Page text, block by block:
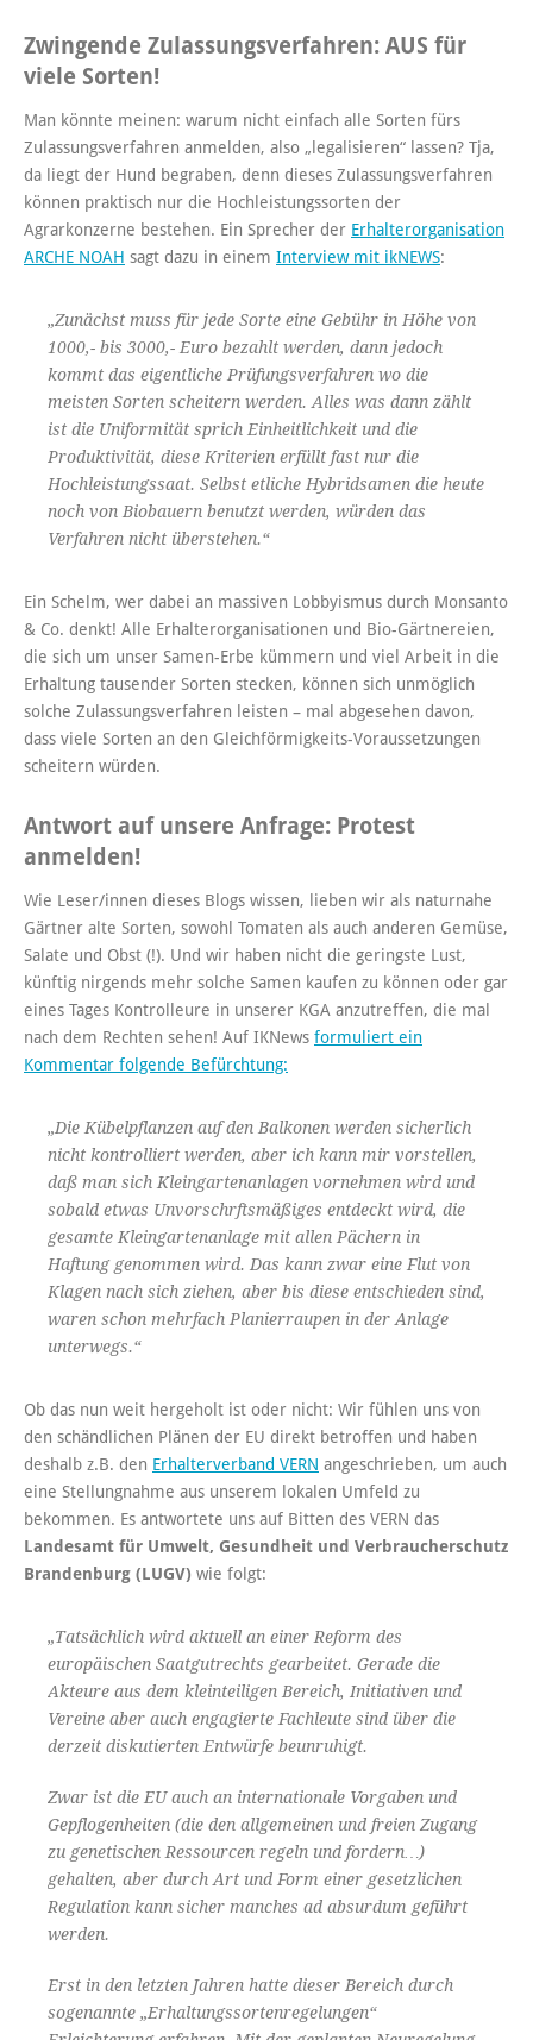
Zwingende Zulassungsverfahren: AUS für
viele Sorten!
Man könnte meinen: warum nicht einfach alle Sorten fürs
Zulassungsverfahren anmelden, also „legalisieren“ lassen? Tja,
da liegt der Hund begraben, denn dieses Zulassungsverfahren
können praktisch nur die Hochleistungssorten der
Agrarkonzerne bestehen. Ein Sprecher der Erhalterorganisation
ARCHE NOAH sagt dazu in einem Interview mit ikNEWS:
„Zunächst muss für jede Sorte eine Gebühr in Höhe von
1000,- bis 3000,- Euro bezahlt werden, dann jedoch
kommt das eigentliche Prüfungsverfahren wo die
meisten Sorten scheitern werden. Alles was dann zählt
ist die Uni­for­mi­tät sprich Einheitlichkeit und die
Produktivität, diese Kriterien erfüllt fast nur die
Hochleistungssaat. Selbst etliche Hybridsamen die heute
noch von Biobauern benutzt werden, würden das
Verfahren nicht überstehen.“
Ein Schelm, wer dabei an massiven Lobbyismus durch Monsanto
& Co. denkt! Alle Erhalterorganisationen und Bio-Gärtnereien,
die sich um unser Samen-Erbe kümmern und viel Arbeit in die
Erhaltung tausender Sorten stecken, können sich unmöglich
solche Zulassungsverfahren leisten – mal abgesehen davon,
dass viele Sorten an den Gleichförmigkeits-Voraussetzungen
scheitern würden.
Antwort auf unsere Anfrage: Protest
anmelden!
Wie Leser/innen dieses Blogs wissen, lieben wir als naturnahe
Gärtner alte Sorten, sowohl Tomaten als auch anderen Gemüse,
Salate und Obst (!). Und wir haben nicht die geringste Lust,
künftig nirgends mehr solche Samen kaufen zu können oder gar
eines Tages Kontrolleure in unserer KGA anzutreffen, die mal
nach dem Rechten sehen! Auf IKNews formuliert ein
Kommentar folgende Befürchtung:
„Die Kübelpflanzen auf den Balkonen werden sicherlich
nicht kontrolliert werden, aber ich kann mir vorstellen,
daß man sich Kleingartenanlagen vornehmen wird und
sobald etwas Unvorschrftsmäßiges entdeckt wird, die
gesamte Kleingartenanlage mit allen Pächern in
Haftung genommen wird. Das kann zwar eine Flut von
Klagen nach sich ziehen, aber bis diese entschieden sind,
waren schon mehrfach Planierraupen in der Anlage
unterwegs.“
Ob das nun weit hergeholt ist oder nicht: Wir fühlen uns von
den schändlichen Plänen der EU direkt betroffen und haben
deshalb z.B. den Erhalterverband VERN angeschrieben, um auch
eine Stellungnahme aus unserem lokalen Umfeld zu
bekommen. Es antwortete uns auf Bitten des VERN das
Landesamt für Umwelt, Gesundheit und Verbraucherschutz
Brandenburg (LUGV) wie folgt:
„Tatsächlich wird aktuell an einer Reform des
europäischen Saatgutrechts gearbeitet. Gerade die
Akteure aus dem kleinteiligen Bereich, Initiativen und
Vereine aber auch engagierte Fachleute sind über die
derzeit diskutierten Entwürfe beunruhigt.
Zwar ist die EU auch an internationale Vorgaben und
Gepflogenheiten (die den allgemeinen und freien Zugang
zu genetischen Ressourcen regeln und fordern…)
gehalten, aber durch Art und Form einer gesetzlichen
Regulation kann sicher manches ad absurdum geführt
werden.
Erst in den letzten Jahren hatte dieser Bereich durch
sogenannte „Erhaltungssortenregelungen“